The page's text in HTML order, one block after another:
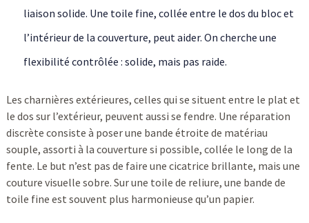
liaison solide. Une toile fine, collée entre le dos du bloc et
l’intérieur de la couverture, peut aider. On cherche une
flexibilité contrôlée : solide, mais pas raide.
Les charnières extérieures, celles qui se situent entre le plat et
le dos sur l’extérieur, peuvent aussi se fendre. Une réparation
discrète consiste à poser une bande étroite de matériau
souple, assorti à la couverture si possible, collée le long de la
fente. Le but n’est pas de faire une cicatrice brillante, mais une
couture visuelle sobre. Sur une toile de reliure, une bande de
toile fine est souvent plus harmonieuse qu’un papier.